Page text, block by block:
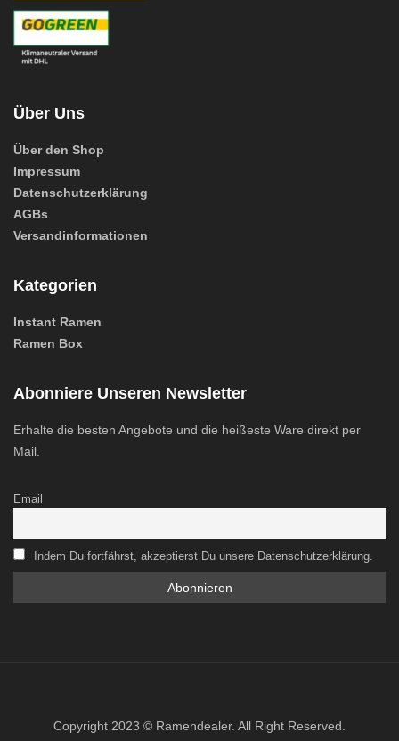
Über Uns
Über den Shop
Impressum
Datenschutzerklärung
AGBs
Versandinformationen
Kategorien
Instant Ramen
Ramen Box
Abonniere Unseren Newsletter
Erhalte die besten Angebote und die heißeste Ware direkt per
Mail.
Email
Indem Du fortfährst, akzeptierst Du unsere Datenschutzerklärung.
Copyright 2023 © Ramendealer. All Right Reserved.